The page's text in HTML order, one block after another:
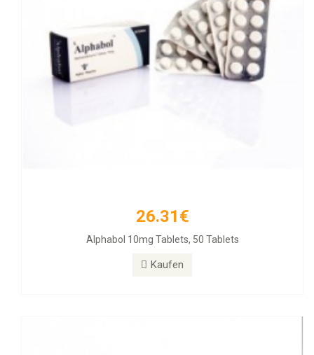
26.31€
Alphabol 10mg Tablets, 50 Tablets
Kaufen
33.54€
Clenbuterol 40mg 100 Tabs